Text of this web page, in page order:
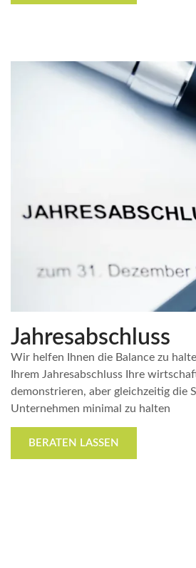
Jahresabschluss
Wir helfen Ihnen die Balance zu
Ihrem Jahresabschluss Ihre
demonstrieren, aber gleichzeitig die
Unternehmen minimal zu halten
BERATEN LASSEN